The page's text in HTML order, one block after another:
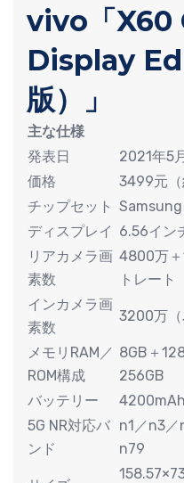
vivo「X60
Display
版）」
主な仕様
発表日
2021年5
価格
3499元
チップセット
ディスプレイ 6.56イン
リアカメラ画
素数
4800万
トレート
インカメラ画
素数
3200万（
メモリRAM／
ROM構成
8GB＋
256GB
バッテリー
4200mAh
5G NR対応バ
ンド
n1／n3
n79